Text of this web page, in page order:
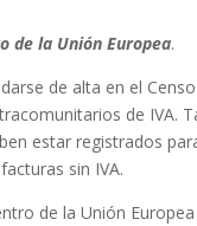
de la Unión Europea.
de alta en el
de IVA.
estar registrados
sin IVA.
de la Unión